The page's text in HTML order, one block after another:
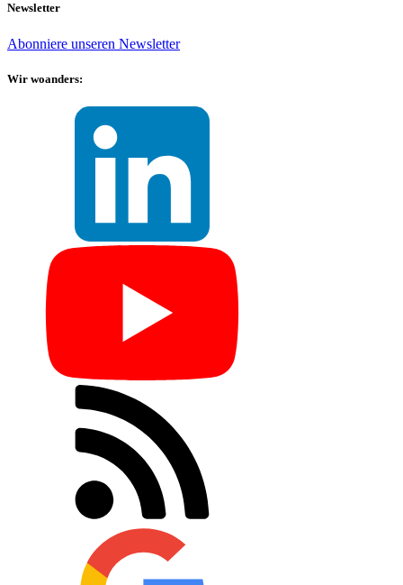
Newsletter
Abonniere unseren Newsletter
Wir woanders: